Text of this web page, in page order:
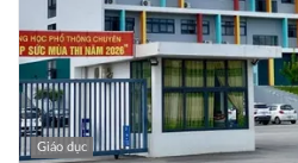
Giáo dục